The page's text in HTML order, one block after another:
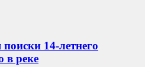
14-летнего
в реке